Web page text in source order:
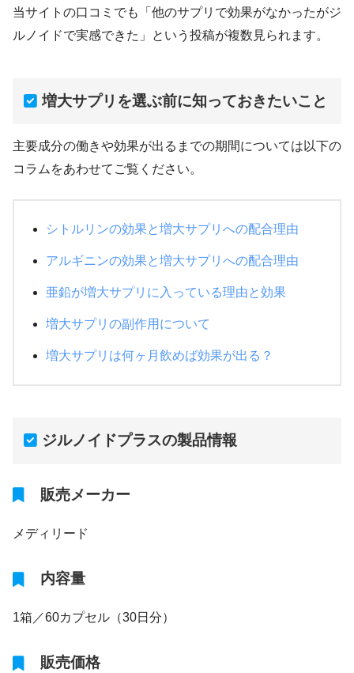
当サイトの口コミでも「他のサプリで効果がなかったがジ
ルノイドで実感できた」という投稿が複数見られます。
増大サプリを選ぶ前に知っておきたいこと
主要成分の働きや効果が出るまでの期間については以下の
コラムをあわせてご覧ください。
シトルリンの効果と増大サプリへの配合理由
アルギニンの効果と増大サプリへの配合理由
亜鉛が増大サプリに入っている理由と効果
増大サプリの副作用について
増大サプリは何ヶ月飲めば効果が出る？
ジルノイドプラスの製品情報
販売メーカー
メディリード
内容量
1箱／60カプセル（30日分）
販売価格